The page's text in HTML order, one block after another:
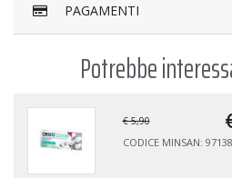
PAGAMENTI
Potrebbe
€ 5,90
CODICE MINSAN: